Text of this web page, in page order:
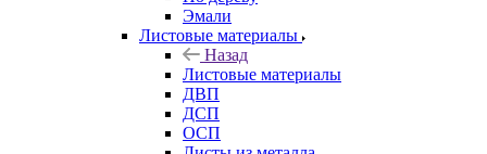
Эмали
Листовые материалы
Назад
Листовые материалы
ДВП
ДСП
ОСП